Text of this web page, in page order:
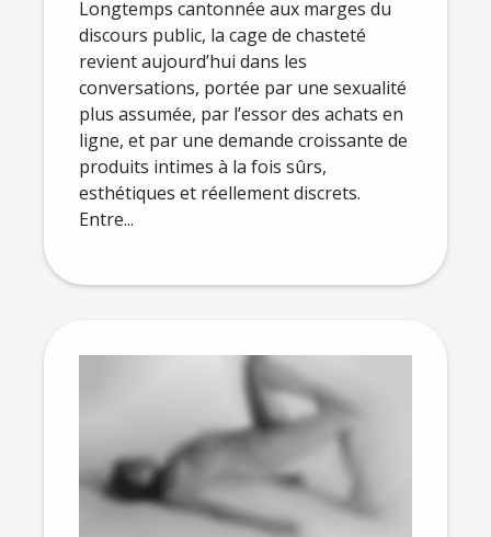
Longtemps cantonnée aux marges du
discours public, la cage de chasteté
revient aujourd’hui dans les
conversations, portée par une sexualité
plus assumée, par l’essor des achats en
ligne, et par une demande croissante de
produits intimes à la fois sûrs,
esthétiques et réellement discrets.
Entre...